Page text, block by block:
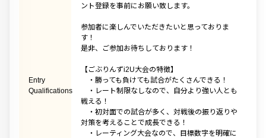
Entry
Qualifications
ント登録を事前にお願い致します。
参加者に楽しんでいただきたいと思っておりま
す！
是非、ご参加お待ちしております！
【ごぶりんずi2U大会の特徴】
・勝っても負けても試合がたくさんできる！
・レート制限なしなので、自分より強い人とも
戦える！
・初対面での試合が多く、対戦後の振り返りや
対策を考えることで成長できる！
・レーティング大会なので、目標数字を明確に